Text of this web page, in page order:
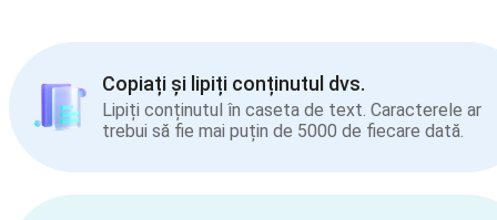
Copiați și lipiți conținutul dvs.
Lipiți conținutul în caseta de text. Caracterele ar
trebui să fie mai puțin de 5000 de fiecare dată.